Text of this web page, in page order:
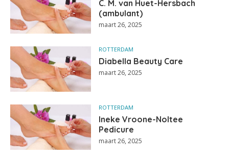
C. M. van Huet-Hersbach
(ambulant)
maart 26, 2025
ROTTERDAM
Diabella Beauty Care
maart 26, 2025
ROTTERDAM
Ineke Vroone-Noltee
Pedicure
maart 26, 2025